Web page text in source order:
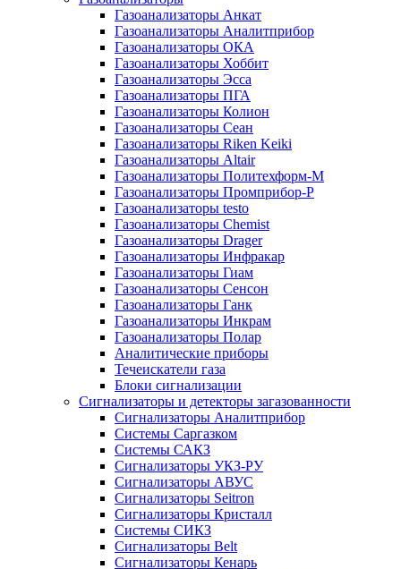
Газоанализаторы Анкат
Газоанализаторы Аналитприбор
Газоанализаторы ОКА
Газоанализаторы Хоббит
Газоанализаторы Эсса
Газоанализаторы ПГА
Газоанализаторы Колион
Газоанализаторы Сеан
Газоанализаторы Riken Keiki
Газоанализаторы Altair
Газоанализаторы Политехформ-М
Газоанализаторы Промприбор-Р
Газоанализаторы testo
Газоанализаторы Chemist
Газоанализаторы Drager
Газоанализаторы Инфракар
Газоанализаторы Гиам
Газоанализаторы Сенсон
Газоанализаторы Ганк
Газоанализаторы Инкрам
Газоанализаторы Полар
Аналитические приборы
Течеискатели газа
Блоки сигнализации
Сигнализаторы и детекторы загазованности
Сигнализаторы Аналитприбор
Системы Саргазком
Системы САКЗ
Сигнализаторы УКЗ-РУ
Сигнализаторы АВУС
Сигнализаторы Seitron
Сигнализаторы Кристалл
Системы СИКЗ
Сигнализаторы Belt
Сигнализаторы Кенарь